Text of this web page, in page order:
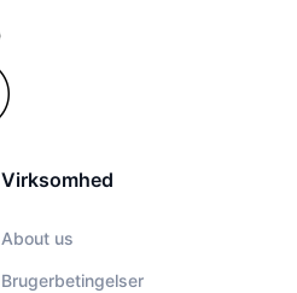
Virksomhed
About us
Brugerbetingelser